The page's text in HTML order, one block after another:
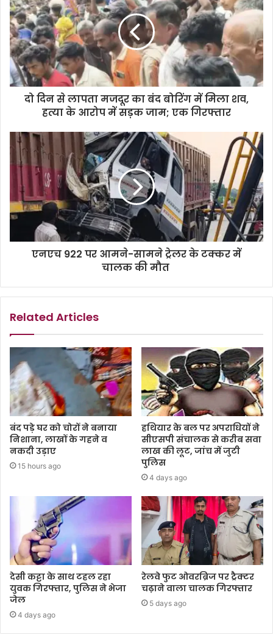
t
e
दो दिन से लापता मजदूर का बंद बोरिंग में मिला शव,
हत्या के आरोप में सड़क जाम; एक गिरफ्तार
एनएच 922 पर आमने-सामने ट्रेलर के टक्कर में
चालक की मौत
Related Articles
बंद पड़े घर को चोरों ने बनाया
निशाना, लाखों के गहने व
नकदी उड़ाए
15 hours ago
हथियार के बल पर अपराधियों ने
सीएसपी संचालक से करीब सवा
लाख की लूट, जांच में जुटी
पुलिस
4 days ago
देसी कट्टा के साथ टहल रहा
युवक गिरफ्तार, पुलिस ने भेजा
जेल
4 days ago
रेलवे फुट ओवरब्रिज पर ट्रैक्टर
चढ़ाने वाला चालक गिरफ्तार
5 days ago